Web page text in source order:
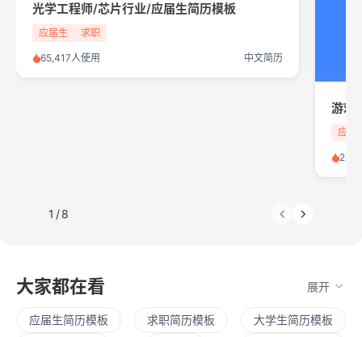
光学工程师/芯片行业/应届生简历模板
应届生 求职
65,417人使用 中文简历
游戏
应届
1 /8
大家都在看 展开
应届生简历模板 求职简历模板
大学生简历模板